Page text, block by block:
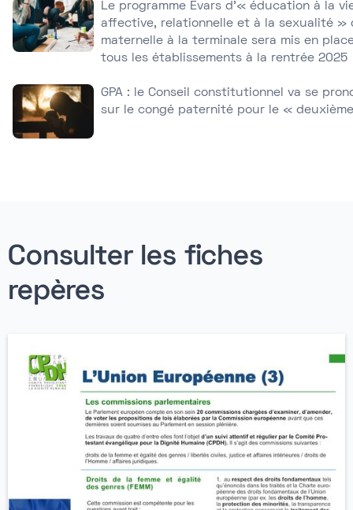
Le programme Evars d’« éducation à la
affective, relationnelle et à la sexualité »
maternelle à la terminale sera mis en
tous les établissements à la rentrée 2025
GPA : le Conseil constitutionnel va se
sur le congé paternité pour le «
Consulter les fiches
repères